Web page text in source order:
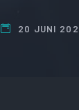
20 JUNI